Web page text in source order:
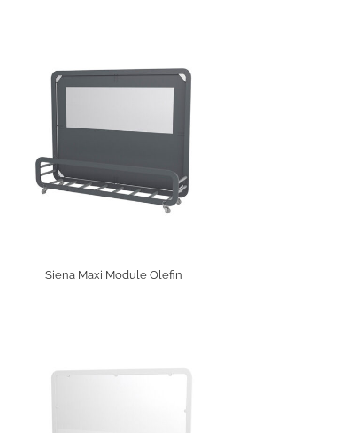
Siena Maxi Module Olefin